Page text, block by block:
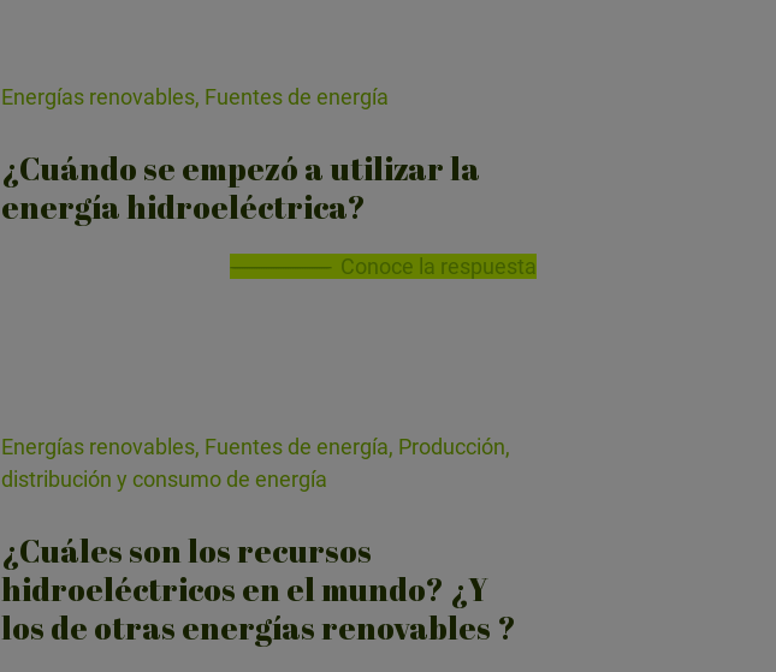
Energías renovables, Fuentes de energía
¿Cuándo se empezó a utilizar la
energía hidroeléctrica?
Conoce la respuesta
Energías renovables, Fuentes de energía, Producción,
distribución y consumo de energía
¿Cuáles son los recursos
hidroeléctricos en el mundo? ¿Y
los de otras energías renovables ?